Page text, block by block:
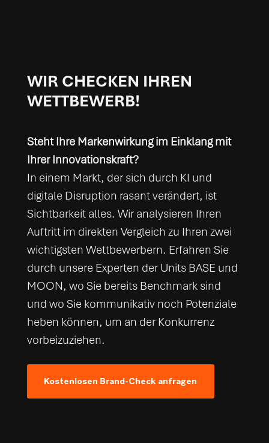
WIR CHECKEN IHREN
WETTBEWERB!
Steht Ihre Markenwirkung im Einklang mit
Ihrer Innovationskraft?
In einem Markt, der sich durch KI und
digitale Disruption rasant verändert, ist
Sichtbarkeit alles. Wir analysieren Ihren
Auftritt im direkten Vergleich zu Ihren zwei
wichtigsten Wettbewerbern. Erfahren Sie
durch unsere Experten der Units BASE und
MOON, wo Sie bereits Benchmark sind
und wo Sie kommunikativ noch Potenziale
heben können, um an der Konkurrenz
vorbeizuziehen.
Kostenlosen Brand-Check anfragen